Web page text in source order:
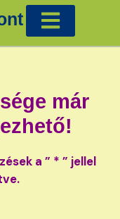
már
a ” * ” jellel